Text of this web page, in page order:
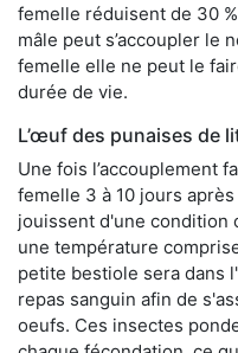
femelle réduisent de 30
mâle peut s’accoupler le
femelle elle ne peut le
durée de vie.
L’œuf des punaises de
Une fois l’accouplement
femelle 3 à 10 jours
jouissent d'une condition
une température
petite bestiole sera dans
repas sanguin afin de
oeufs. Ces insectes